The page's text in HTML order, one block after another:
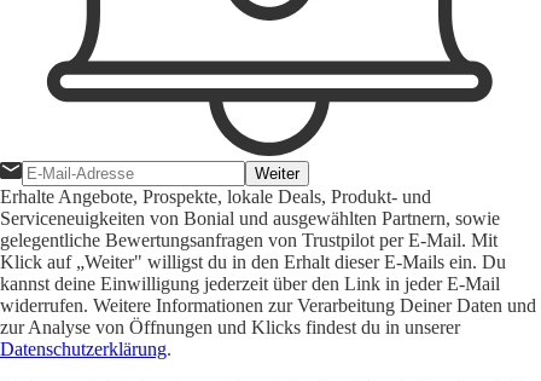
Weiter
Erhalte Angebote, Prospekte, lokale Deals, Produkt- und
Serviceneuigkeiten von Bonial und ausgewählten Partnern, sowie
gelegentliche Bewertungsanfragen von Trustpilot per E-Mail. Mit
Klick auf „Weiter" willigst du in den Erhalt dieser E-Mails ein. Du
kannst deine Einwilligung jederzeit über den Link in jeder E-Mail
widerrufen. Weitere Informationen zur Verarbeitung Deiner Daten und
zur Analyse von Öffnungen und Klicks findest du in unserer
Datenschutzerklärung.